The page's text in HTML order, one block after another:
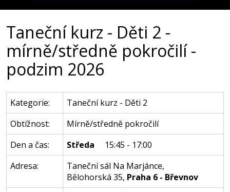
Taneční kurz - Děti 2 -
mírně/středně pokročilí -
podzim 2026
Kategorie:
Taneční kurz - Děti 2
Obtížnost:
Mírně/středně pokročilí
Den a čas:
Středa
15:45 - 17:00
Adresa:
Taneční sál Na Marjánce,
Bělohorská 35, Praha 6 - Břevnov